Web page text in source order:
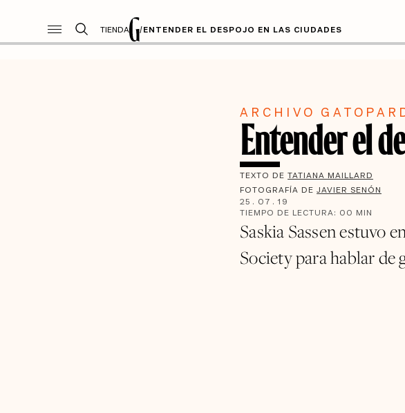
TIENDA /ENTENDER EL DESPOJO EN LAS CIUDADES
ARCHIVO
Entender el
TEXTO DETATIANA MAILLARD
FOTOGRAFÍA DEJAVIER SENÓN
25 . 07 . 19
TIEMPO DE LECTURA: 00 MIN
Saskia Sassen estuvo
Society para hablar de